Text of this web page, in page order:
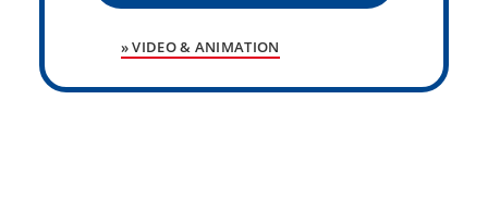
» VIDEO & ANIMATION